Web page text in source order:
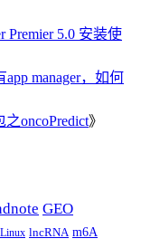
Premier 5.0 安装使
app manager，如何
oncoPredict》
GEO
Linux lncRNA m6A